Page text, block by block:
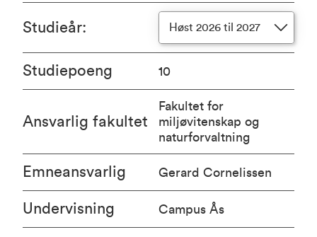
Studieår: Høst 2026 til 2027
Studiepoeng 10
Ansvarlig fakultet
Fakultet for
miljøvitenskap og
naturforvaltning
Emneansvarlig Gerard Cornelissen
Undervisning Campus Ås